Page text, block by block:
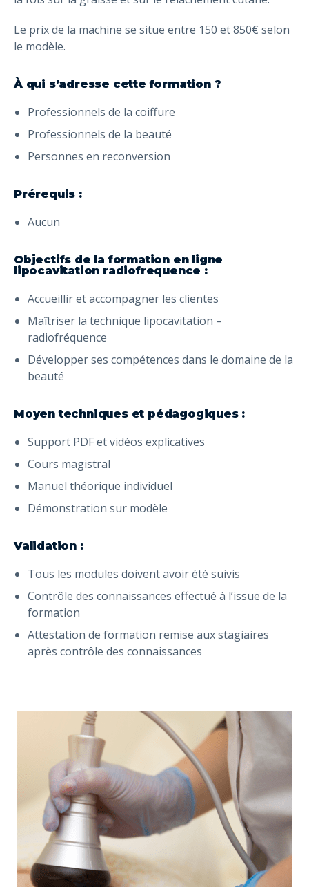
Le prix de la machine se situe entre 150 et 850€ selon
le modèle.
À qui s’adresse cette formation ?
Professionnels de la coiffure
Professionnels de la beauté
Personnes en reconversion
Prérequis :
Aucun
Objectifs de la formation en ligne
lipocavitation radiofrequence :
Accueillir et accompagner les clientes
Maîtriser la technique lipocavitation –
radiofréquence
Développer ses compétences dans le domaine de la
beauté
Moyen techniques et pédagogiques :
Support PDF et vidéos explicatives
Cours magistral
Manuel théorique individuel
Démonstration sur modèle
Validation :
Tous les modules doivent avoir été suivis
Contrôle des connaissances effectué à l’issue de la
formation
Attestation de formation remise aux stagiaires
après contrôle des connaissances